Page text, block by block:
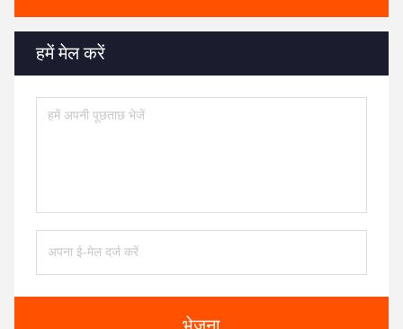
हमें मेल करें